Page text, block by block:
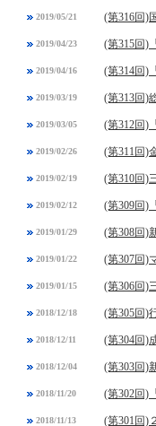
2019/05/21 (第316回)
2019/04/23 (第315回)
2019/04/16 (第314回)
2019/03/19 (第313回)
2019/03/05 (第312回)
2019/02/26 (第311回)
2019/02/19 (第310回)
2019/02/12 (第309回)
2019/01/29 (第308回)
2019/01/22 (第307回)
2019/01/15 (第306回)
2018/12/18 (第305回)
2018/12/11 (第304回)
2018/12/04 (第303回)
2018/11/20 (第302回)
2018/11/13 (第301回)